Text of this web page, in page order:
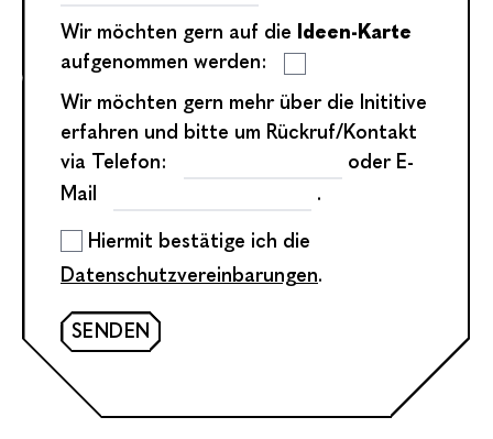
Wir möchten gern auf die Ideen-Karte
aufgenommen werden:
Wir möchten gern mehr über die Inititive
erfahren und bitte um Rückruf/Kontakt
via Telefon:
oder E-
Mail
.
Hiermit bestätige ich die
Datenschutzvereinbarungen.
SENDEN